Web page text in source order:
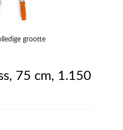
grootte
75 cm, 1.150